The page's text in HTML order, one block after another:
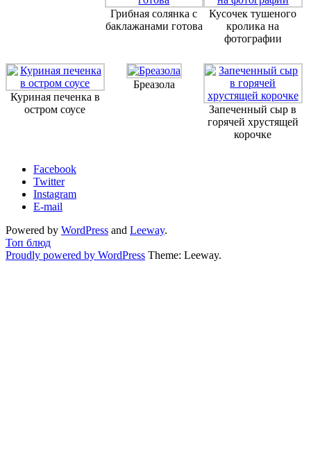
Грибная солянка с
баклажанами готова
Кусочек тушеного
кролика на
фотографии
Куриная печенка в
остром соусе
Бреазола
Запеченный сыр в
горячей хрустящей
корочке
Facebook
Twitter
Instagram
E-mail
Powered by WordPress and Leeway.
Топ блюд
Proudly powered by WordPress Theme: Leeway.